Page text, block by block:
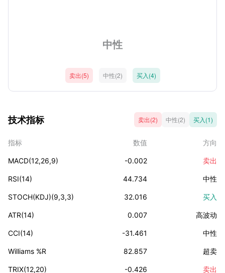
中性
卖出(5) 中性(2) 买入(4)
技术指标 卖出(2) 中性(2) 买入(1)
指标 数值 方向
MACD(12,26,9) -0.002 卖出
RSI(14) 44.734 中性
STOCH(KDJ)(9,3,3) 32.016 买入
ATR(14) 0.007 高波动
CCI(14) -31.461 中性
Williams %R 82.857 超卖
TRIX(12,20) -0.426 卖出